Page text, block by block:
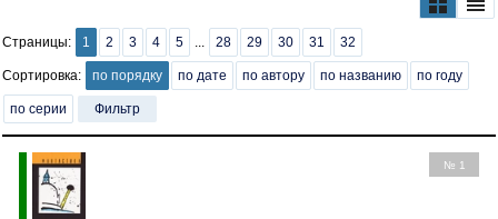
Страницы: 1 2 3 4 5 ... 28 29 30 31 32
Сортировка: по порядку по дате по автору по названию по году
по серии Фильтр
№ 1